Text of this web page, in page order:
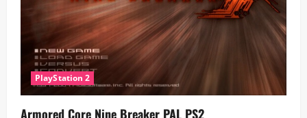
PlayStation 2
Armored Core Nine Breaker PAL PS2